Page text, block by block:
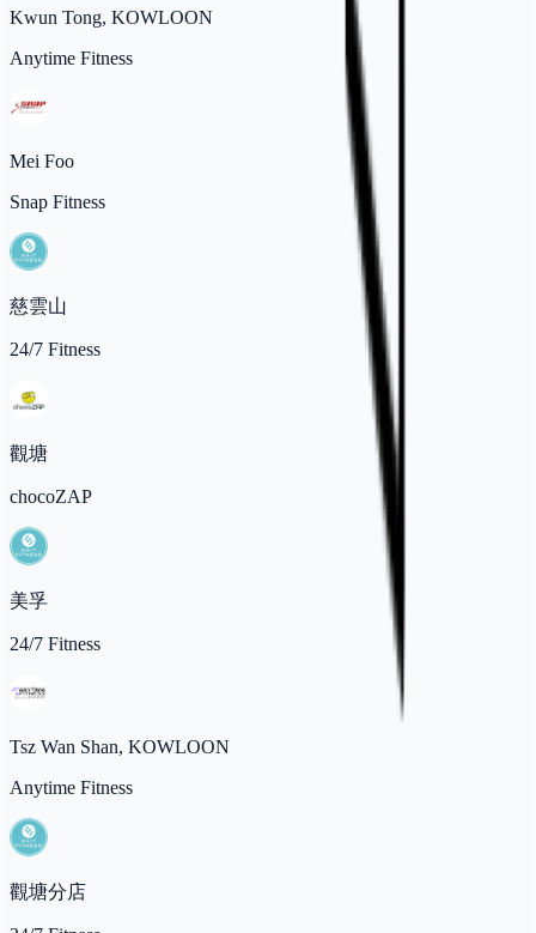
Kwun Tong, KOWLOON
Anytime Fitness
Mei Foo
Snap Fitness
慈雲山
24/7 Fitness
觀塘
chocoZAP
美孚
24/7 Fitness
Tsz Wan Shan, KOWLOON
Anytime Fitness
觀塘分店